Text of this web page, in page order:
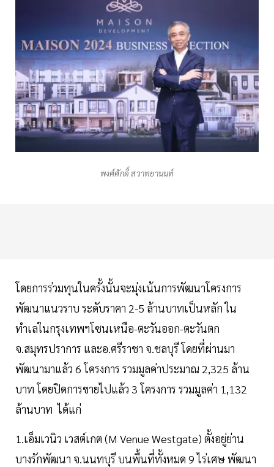
พงศ์ศักดิ์ สวาทยานนท์
โดยการร่วมทุนในครั้งนั้นจะมุ่งเน้นการพัฒนาโครงการ
พัฒนาแนวราบ ระดับราคา 2-5 ล้านบาทเป็นหลัก ใน
ทำเลในกรุงเทพฯโซนเหนือ-ตะวันออก-ตะวันตก
จ.สมุทรปราการ และอ.ศรีราชา จ.ชลบุรี โดยที่ผ่านมา
พัฒนามาแล้ว 6 โครงการ รวมมูลค่าประมาณ 2,325 ล้าน
บาท โดยปิดการขายไปแล้ว 3 โครงการ รวมมูลค่า 1,132
ล้านบาท ได้แก่
1.เอ็มเวนิว เวสต์เกต (M Venue Westgate) ตั้งอยู่ย่าน
บางรักพัฒนา จ.นนทบุรี บนพื้นที่ทั้งหมด 9 ไร่เศษ พัฒนา